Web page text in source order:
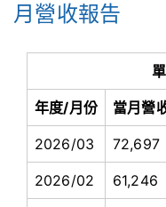
月營收報告
年度/月份 當月營
2026/03 72,697
2026/02 61,246